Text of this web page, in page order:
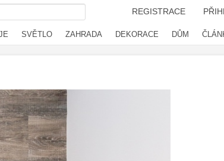
REGISTRACE
SVĚTLO ZAHRADA DEKORACE DŮM